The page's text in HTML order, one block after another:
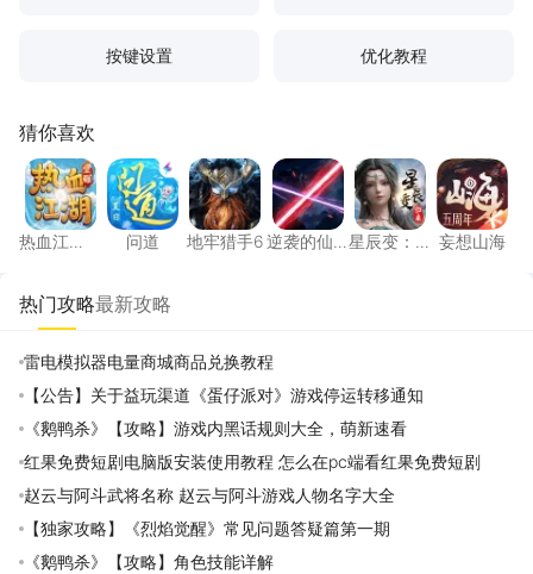
按键设置 优化教程
猜你喜欢
热血江湖：觉醒
热血江
问道
问道
地牢猎手6
地牢猎手6
逆袭的仙王
逆袭的仙
星辰变：归来
星辰变：
妄想山
妄想山海
热门攻略最新攻略
雷电模拟器电量商城商品兑换教程
【公告】关于益玩渠道《蛋仔派对》游戏停运转移通知
《鹅鸭杀》【攻略】游戏内黑话规则大全，萌新速看
红果免费短剧电脑版安装使用教程 怎么在pc端看红果免费短剧
赵云与阿斗武将名称 赵云与阿斗游戏人物名字大全
【独家攻略】《烈焰觉醒》常见问题答疑篇第一期
《鹅鸭杀》【攻略】角色技能详解